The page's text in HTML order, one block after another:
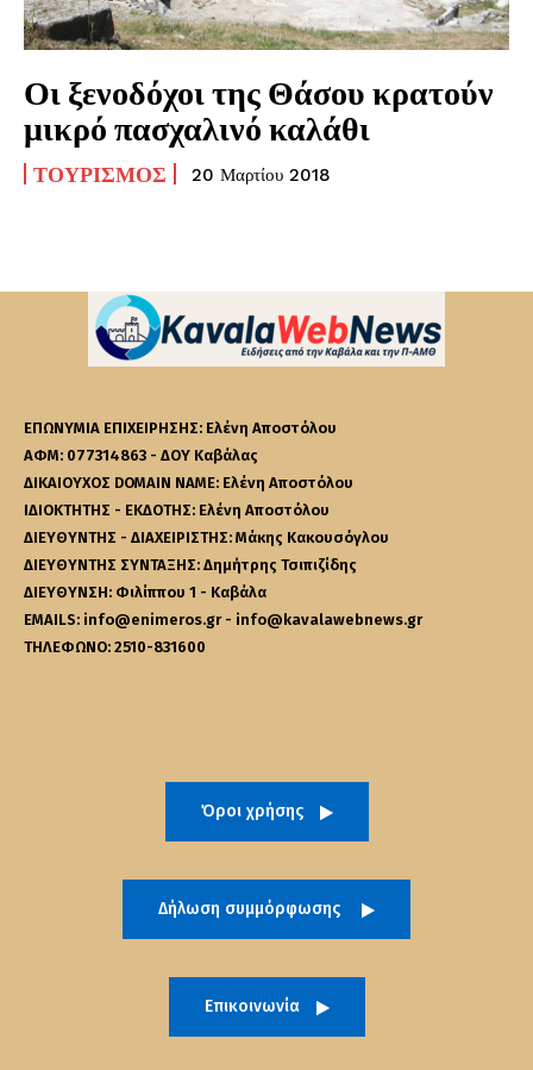
Οι ξενοδόχοι της Θάσου κρατούν
μικρό πασχαλινό καλάθι
ΤΟΥΡΙΣΜΌΣ 20 Μαρτίου 2018
ΕΠΩΝΥΜΙΑ ΕΠΙΧΕΙΡΗΣΗΣ: Ελένη Αποστόλου
ΑΦΜ: 077314863 - ΔΟΥ Καβάλας
ΔΙΚΑΙΟΥΧΟΣ DOMAIN NAME: Ελένη Αποστόλου
ΙΔΙΟΚΤΗΤΗΣ - ΕΚΔΟΤΗΣ: Ελένη Αποστόλου
ΔΙΕΥΘΥΝΤΗΣ - ΔΙΑΧΕΙΡΙΣΤΗΣ: Μάκης Κακουσόγλου
ΔΙΕΥΘΥΝΤΗΣ ΣΥΝΤΑΞΗΣ: Δημήτρης Τσιπιζίδης
ΔΙΕΥΘΥΝΣΗ: Φιλίππου 1 - Καβάλα
EMAILS: info@enimeros.gr - info@kavalawebnews.gr
ΤΗΛΕΦΩΝΟ: 2510-831600
Όροι χρήσης
Δήλωση συμμόρφωσης
Επικοινωνία